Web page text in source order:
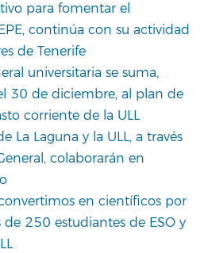
para fomentar el
continúa con su actividad
de Tenerife
universitaria se suma,
30 de diciembre, al plan de
corriente de la ULL
La Laguna y la ULL, a través
colaborarán en
en científicos por
de 250 estudiantes de ESO y